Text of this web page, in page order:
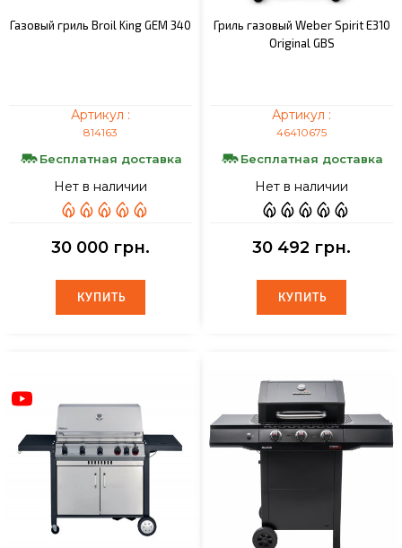
Газовый гриль Broil King GEM 340
Артикул :
814163
Бесплатная доставка
Нет в наличии
30 000 грн.
КУПИТЬ
КУПИТЬ
Гриль газовый Weber Spirit E310
Original GBS
Артикул :
46410675
Бесплатная доставка
Нет в наличии
30 492 грн.
КУПИТЬ
КУПИТЬ